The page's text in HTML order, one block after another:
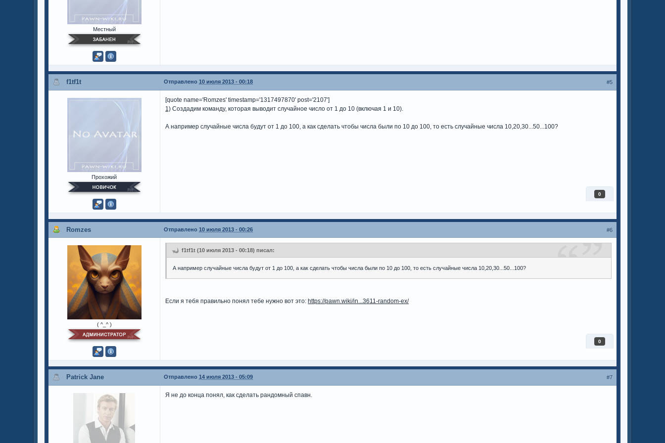
Местный
#5
f1tf1t Отправлено10 июля 2013 - 00:18
Прохожий
[quote name='Romzes' timestamp='1317497870' post='2107']
1) Создадим команду, которая выводит случайное число от 1 до 10 (включая 1 и 10).
А например случайные числа будут от 1 до 100, а как сделать чтобы числа были по 10 до 100, то есть случайные числа 10,20,30...50...100?
0
#6
Romzes Отправлено10 июля 2013 - 00:26
( ^_^ )
f1tf1t (10 июля 2013 - 00:18) писал:
А например случайные числа будут от 1 до 100, а как сделать чтобы числа были по 10 до 100, то есть случайные числа 10,20,30...50...100?
Если я тебя правильно понял тебе нужно вот это: https://pawn.wiki/in...3611-random-ex/
0
#7
Patrick Jane Отправлено14 июля 2013 - 05:09
Я не до конца понял, как сделать рандомный спавн.